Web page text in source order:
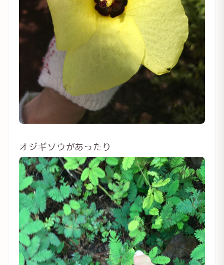
オジギソウがあったり